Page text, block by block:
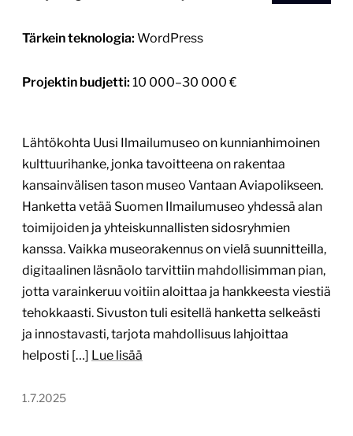
Tärkein teknologia: WordPress
Projektin budjetti: 10 000–30 000 €
Lähtökohta Uusi Ilmailumuseo on kunnianhimoinen
kulttuurihanke, jonka tavoitteena on rakentaa
kansainvälisen tason museo Vantaan Aviapolikseen.
Hanketta vetää Suomen Ilmailumuseo yhdessä alan
toimijoiden ja yhteiskunnallisten sidosryhmien
kanssa. Vaikka museorakennus on vielä suunnitteilla,
digitaalinen läsnäolo tarvittiin mahdollisimman pian,
jotta varainkeruu voitiin aloittaa ja hankkeesta viestiä
tehokkaasti. Sivuston tuli esitellä hanketta selkeästi
ja innostavasti, tarjota mahdollisuus lahjoittaa
helposti […] Lue lisää
1.7.2025